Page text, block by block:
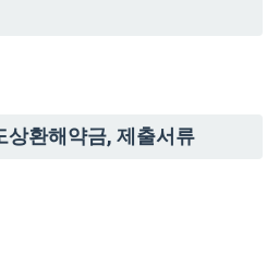
상환해약금, 제출서류